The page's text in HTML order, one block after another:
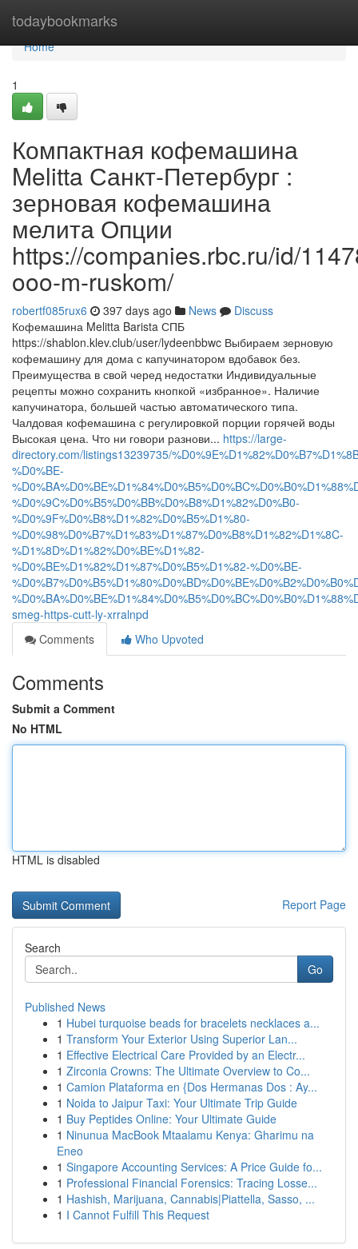
todaybookmarks
Home
Home
1
Компактная кофемашина
Melitta Санкт-Петербург :
зерновая кофемашина
мелита Опции
https://companies.rbc.ru/id/
ooo-m-ruskom/
robertf085rux6 397 days ago News
Discuss
Кофемашина Melitta Barista СПБ
https://shablon.klev.club/user/lydeenbbwc Выбираем зерновую
кофемашину для дома с капучинатором вдобавок без.
Преимущества в свой черед недостатки Индивидуальные
рецепты можно сохранить кнопкой «избранное». Наличие
капучинатора, большей частью автоматического типа.
Чалдовая кофемашина с регулировкой порции горячей воды
Высокая цена. Что ни говори разнови... https://large-
directory.com/listings13239735/
%D0%BE-
%D0%9C%D0%B5%D0%BB%D0%B8%D1%82%D0%B0-
%D0%9F%D0%B8%D1%82%D0%B5%D1%80-
%D0%98%D0%B7%D1%83%D1%87%D0%B8%D1%82%D1%8C-
%D1%8D%D1%82%D0%BE%D1%82-
%D0%BE%D1%82%D1%87%D0%B5%D1%82-%D0%BE-
smeg-https-cutt-ly-xrralnpd
Comments
Who Upvoted
Comments
Submit a Comment
No HTML
HTML is disabled
Report Page
Search
Go
Published News
1 Hubei turquoise beads for bracelets necklaces a...
1 Transform Your Exterior Using Superior Lan...
1 Effective Electrical Care Provided by an Electr...
1 Zirconia Crowns: The Ultimate Overview to Co...
1 Camion Plataforma en {Dos Hermanas Dos : Ay...
1 Noida to Jaipur Taxi: Your Ultimate Trip Guide
1 Buy Peptides Online: Your Ultimate Guide
1 Ninunua MacBook Mtaalamu Kenya: Gharimu na
Eneo
1 Singapore Accounting Services: A Price Guide fo...
1 Professional Financial Forensics: Tracing Losse...
1 Hashish, Marijuana, Cannabis|Piattella, Sasso, ...
1 I Cannot Fulfill This Request